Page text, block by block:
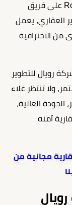
: تعتمد شركة Royal على فريق
العقاري، يعمل
من الاحترافية
رويال للتطوير
ولا تنتظر غلاء
العالية،
آمنه
مجانية من